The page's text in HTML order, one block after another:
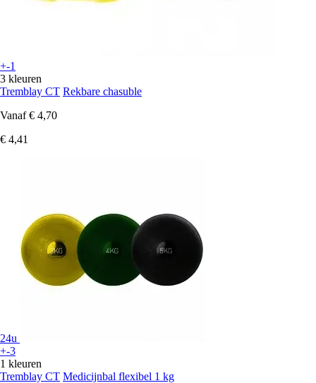
+-1
3 kleuren
Tremblay CT Rekbare chasuble
Vanaf € 4,70
€ 4,41
24u
+-3
1 kleuren
Tremblay CT Medicijnbal flexibel 1 kg